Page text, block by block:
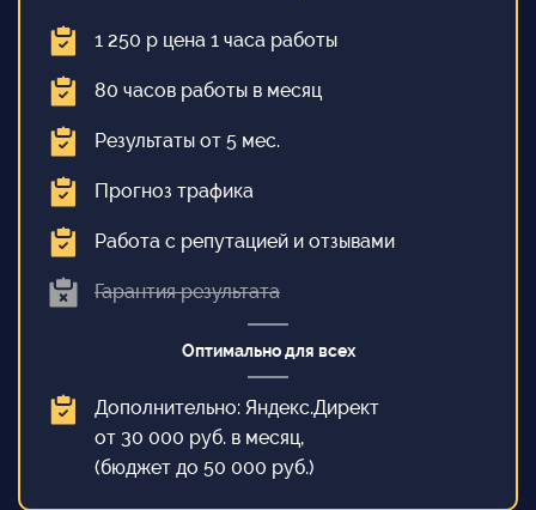
1 250 р цена 1 часа работы
80 часов работы в месяц
Результаты от 5 мес.
Прогноз трафика
Работа с репутацией и отзывами
Гарантия результата
Оптимально для всех
Дополнительно: Яндекс.Директ
от 30 000 руб. в месяц,
(бюджет до 50 000 руб.)